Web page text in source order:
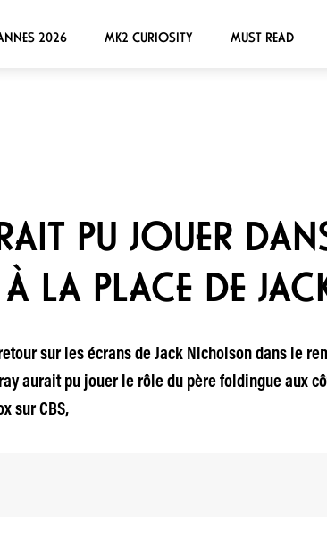
2026 MK2 CURIOSITY MUST READ
PU JOUER
LA PLACE DE
sur les écrans de Jack Nicholson dans le
aurait pu jouer le rôle du père foldingue aux
sur CBS,